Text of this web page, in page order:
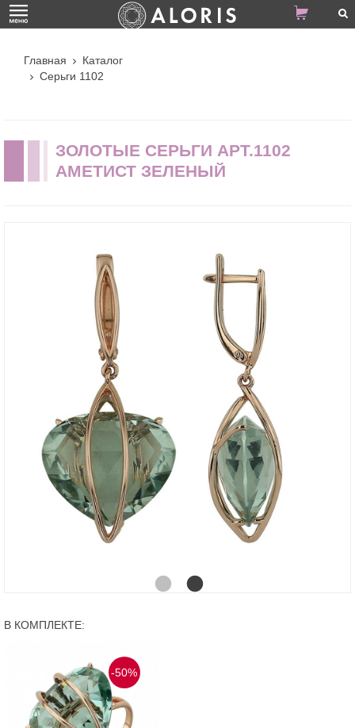
Главная
Каталог
Серьги 1102
ЗОЛОТЫЕ СЕРЬГИ АРТ.1102
АМЕТИСТ ЗЕЛЕНЫЙ
В КОМПЛЕКТЕ:
-50%